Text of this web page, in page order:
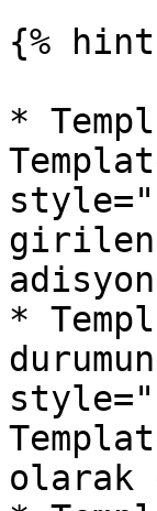
{%
*
girilen
*
olarak